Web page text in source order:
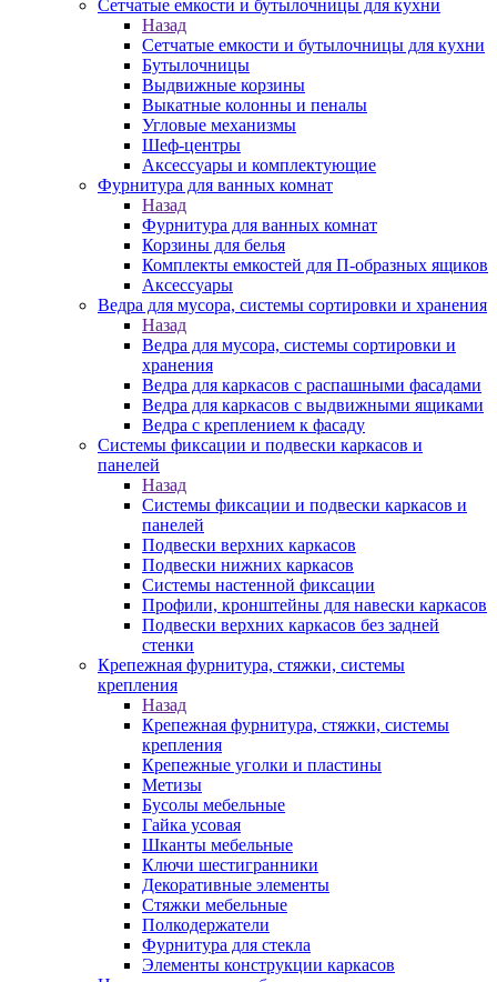
Сетчатые емкости и бутылочницы для кухни
Назад
Сетчатые емкости и бутылочницы для кухни
Бутылочницы
Выдвижные корзины
Выкатные колонны и пеналы
Угловые механизмы
Шеф-центры
Аксессуары и комплектующие
Фурнитура для ванных комнат
Назад
Фурнитура для ванных комнат
Корзины для белья
Комплекты емкостей для П-образных ящиков
Аксессуары
Ведра для мусора, системы сортировки и хранения
Назад
Ведра для мусора, системы сортировки и
хранения
Ведра для каркасов с распашными фасадами
Ведра для каркасов с выдвижными ящиками
Ведра с креплением к фасаду
Системы фиксации и подвески каркасов и
панелей
Назад
Системы фиксации и подвески каркасов и
панелей
Подвески верхних каркасов
Подвески нижних каркасов
Системы настенной фиксации
Профили, кронштейны для навески каркасов
Подвески верхних каркасов без задней
стенки
Крепежная фурнитура, стяжки, системы
крепления
Назад
Крепежная фурнитура, стяжки, системы
крепления
Крепежные уголки и пластины
Метизы
Бусолы мебельные
Гайка усовая
Шканты мебельные
Ключи шестигранники
Декоративные элементы
Стяжки мебельные
Полкодержатели
Фурнитура для стекла
Элементы конструкции каркасов